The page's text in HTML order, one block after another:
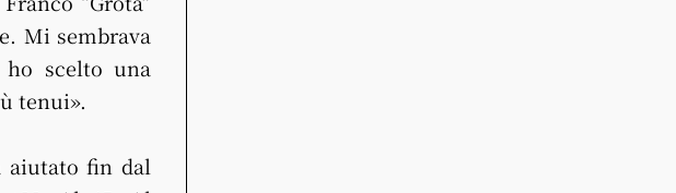
Mi sembrava
scelto una
tenui».
aiutato fin dal